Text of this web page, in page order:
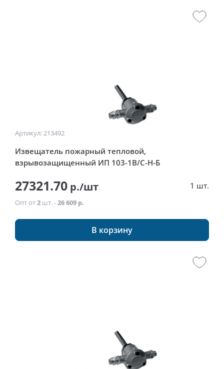
Артикул: 213492
Извещатель пожарный тепловой,
взрывозащищенный ИП 103-1В/С-Н-Б
27321.70 р./шт 1 шт.
Опт от2 шт. -26 609 р.
В корзину